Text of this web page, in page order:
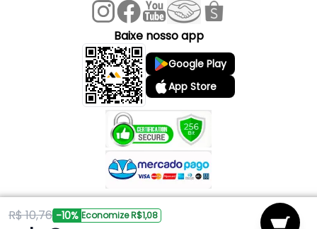
R$ 10,76 -10% Economize R$1,08
Baixe nosso app
Google Play
App Store
Copyright © 2026 Mark Ferragens. Todos os direitos reservados.